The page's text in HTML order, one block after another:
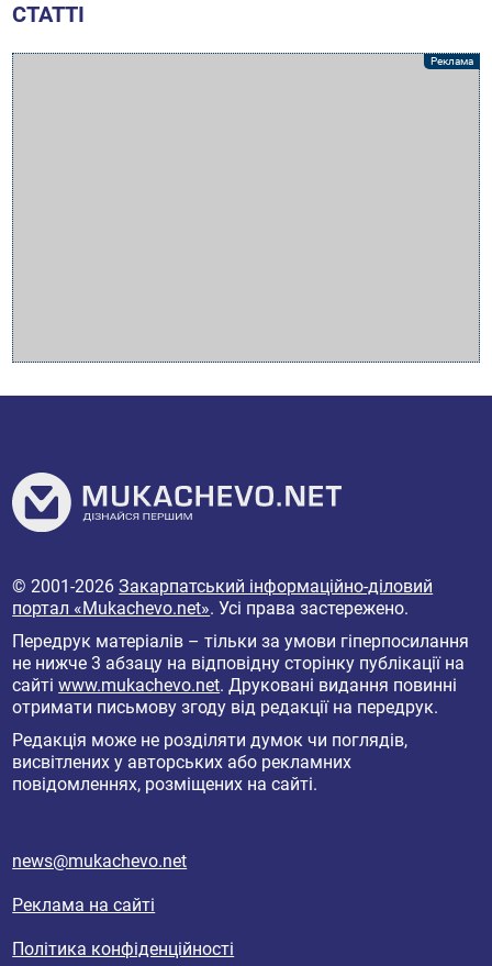
СТАТТІ
© 2001-2026Закарпатський інформаційно-діловий
портал «Mukachevo.net». Усі права застережено.
Передрук матеріалів – тільки за умови гіперпосилання
не нижче 3 абзацу на відповідну сторінку публікації на
сайтіwww.mukachevo.net. Друковані видання повинні
отримати письмову згоду від редакції на передрук.
Редакція може не розділяти думок чи поглядів,
висвітлених у авторських або рекламних
повідомленнях, розміщених на сайті.
news@mukachevo.net
Реклама на сайті
Політика конфіденційності